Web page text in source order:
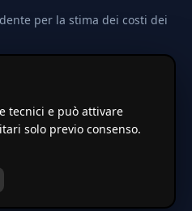
per la stima dei costi dei
tramite coefficienti
valori base nazionali. Non
progetto di vxd.mobi
tecnici e può attivare
solo previo consenso.